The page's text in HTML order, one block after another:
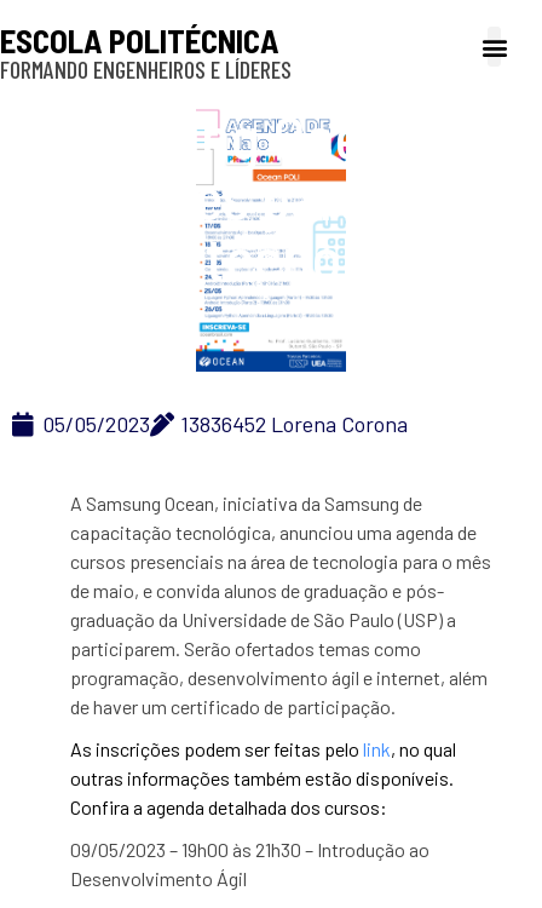
ESCOLA POLITÉCNICA
FORMANDO ENGENHEIROS E LÍDERES
Samsung Ocean abre
inscrições para cursos
sobre tecnologia em
05/05/2023 13836452 Lorena Corona
A Samsung Ocean, iniciativa da Samsung de
capacitação tecnológica, anunciou uma agenda de
cursos presenciais na área de tecnologia para o mês
de maio, e convida alunos de graduação e pós-
graduação da Universidade de São Paulo (USP) a
participarem. Serão ofertados temas como
programação, desenvolvimento ágil e internet, além
de haver um certificado de participação.
As inscrições podem ser feitas pelolink, no qual
outras informações também estão disponíveis.
Confira a agenda detalhada dos cursos:
09/05/2023 – 19h00 às 21h30 – Introdução ao
Desenvolvimento Ágil